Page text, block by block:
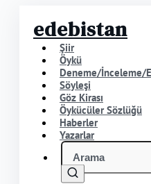
edebistan
Şiir
Öykü
Deneme/İnceleme/
Söyleşi
Göz Kirası
Öykücüler Sözlüğü
Haberler
Yazarlar